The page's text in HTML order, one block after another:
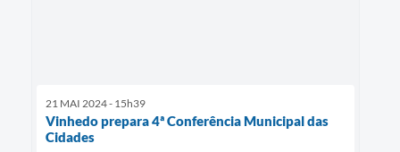
21 MAI 2024 - 15h39
Vinhedo prepara 4ª Conferência Municipal das
Cidades